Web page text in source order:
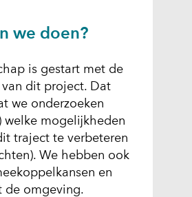
we doen?
is gestart met de
dit project. Dat
we onderzoeken
welke mogelijkheden
traject te verbeteren
We hebben ook
en
de omgeving.